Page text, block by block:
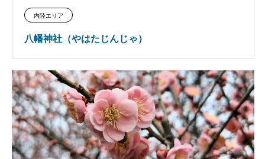
内陸エリア
八幡神社（やはたじんじゃ）